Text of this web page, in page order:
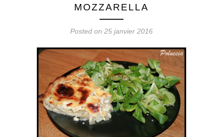
MOZZARELLA
Posted on 25 janvier 2016